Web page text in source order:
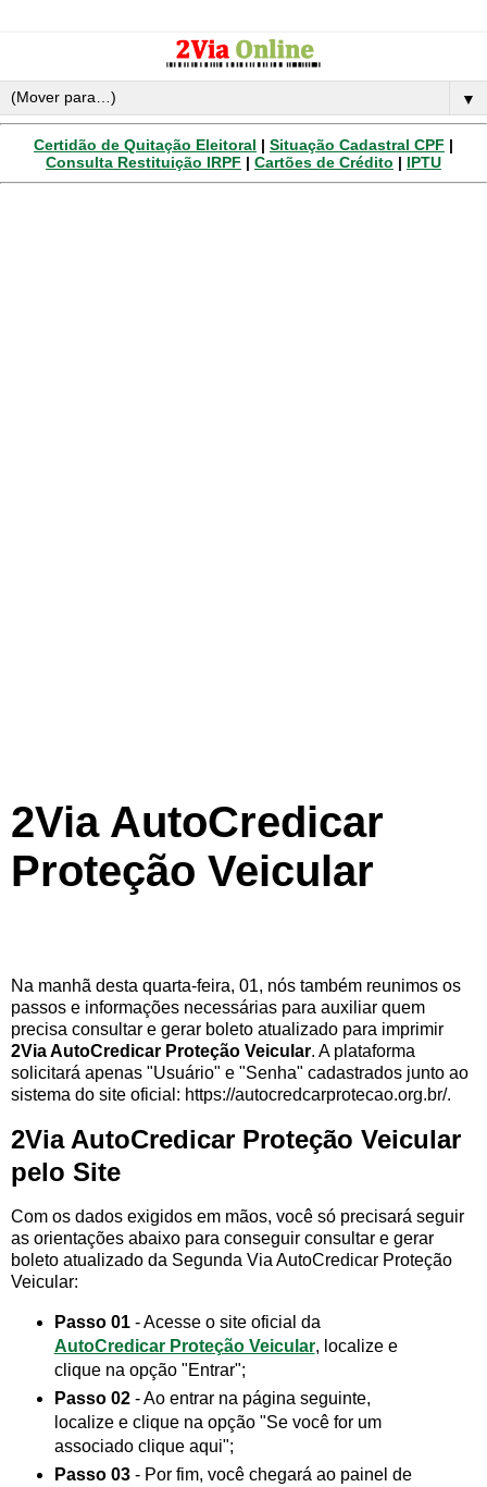
▼
Certidão de Quitação Eleitoral | Situação Cadastral CPF |
Consulta Restituição IRPF | Cartões de Crédito | IPTU
2Via AutoCredicar
Proteção Veicular
Na manhã desta quarta-feira, 01, nós também reunimos os
passos e informações necessárias para auxiliar quem
precisa consultar e gerar boleto atualizado para imprimir
2Via AutoCredicar Proteção Veicular. A plataforma
solicitará apenas "Usuário" e "Senha" cadastrados junto ao
sistema do site oficial: https://autocredcarprotecao.org.br/.
2Via AutoCredicar Proteção Veicular
pelo Site
Com os dados exigidos em mãos, você só precisará seguir
as orientações abaixo para conseguir consultar e gerar
boleto atualizado da Segunda Via AutoCredicar Proteção
Veicular:
Passo 01- Acesse o site oficial da
AutoCredicar Proteção Veicular, localize e
clique na opção "Entrar";
Passo 02- Ao entrar na página seguinte,
localize e clique na opção "Se você for um
associado clique aqui";
Passo 03- Por fim, você chegará ao painel de